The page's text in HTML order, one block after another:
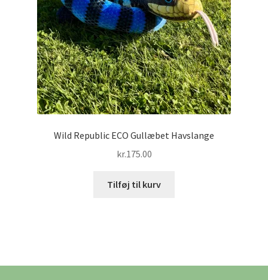
Wild Republic ECO Gullæbet Havslange
kr.175.00
Tilføj til kurv